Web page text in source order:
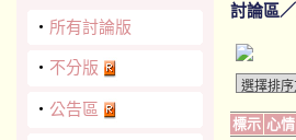
‧ 所有討論版
‧ 不分版
‧ 公告區
討論區／
標示 心情